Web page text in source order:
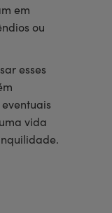
em
ou
esses
vida